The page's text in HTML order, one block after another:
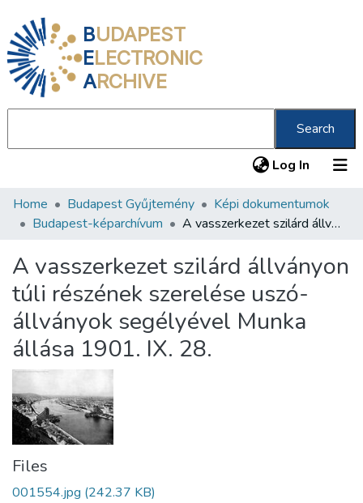
BUDAPEST
ELECTRONIC
ARCHIVE
Search
Log In (current)
Communities & Collections
Statistics
About us
Home Budapest Gyűjtemény
Képi dokumentumok
Budapest-képarchívum
A vasszerkezet szilárd állványon túli részének szerelése uszó-állványok segélyével Munka állása 1901. IX. 28.
A vasszerkezet szilárd állványon
túli részének szerelése uszó-
állványok segélyével Munka
állása 1901. IX. 28.
Files
001554.jpg (242.37 KB)